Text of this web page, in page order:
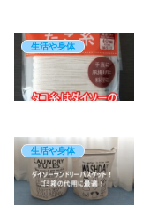
生活や身体
生活や身体